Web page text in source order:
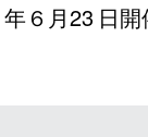
６月23 日開